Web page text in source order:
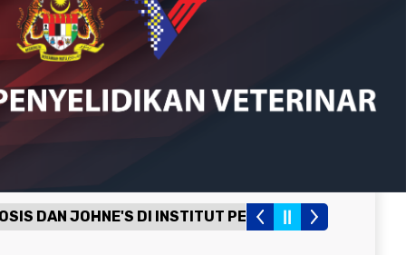
JOHNE'S DI INSTITUT PENYELIDIKAN VETERINAR